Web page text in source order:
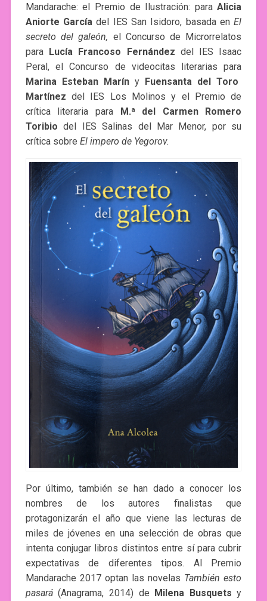
Mandarache: el Premio de Ilustración: paraAlicia
Aniorte García del IES San Isidoro, basada enEl
secreto del galeón, el Concurso de Microrrelatos
para Lucía Francoso Fernández del IES Isaac
Peral, el Concurso de videocitas literarias para
Marina Esteban Maríny Fuensanta del Toro
Martínez del IES Los Molinos y el Premio de
crítica literaria para M.ª del Carmen Romero
Toribio del IES Salinas del Mar Menor, por su
crítica sobre El impero de Yegorov.
Por último, también se han dado a conocer los
nombres de los autores finalistas que
protagonizarán el año que viene las lecturas de
miles de jóvenes en una selección de obras que
intenta conjugar libros distintos entre sí para cubrir
expectativas de diferentes tipos. Al Premio
Mandarache 2017 optan las novelas También esto
pasará(Anagrama, 2014) de Milena Busquets y